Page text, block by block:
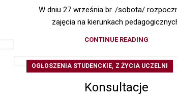
W dniu 27 września br. /sobota/
zajęcia na kierunkach
CONTINUE READING
OGŁOSZENIA STUDENCKIE, Z ŻYCIA UCZELNI
Konsultacje